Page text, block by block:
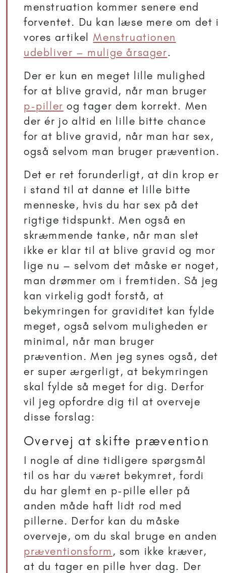
menstruation kommer senere end
forventet. Du kan læse mere om det i
vores artikelMenstruationen
udebliver – mulige årsager.
Der er kun en meget lille mulighed
for at blive gravid, når man bruger
p-piller og tager dem korrekt. Men
der ér jo altid en lille bitte chance
for at blive gravid, når man har sex,
også selvom man bruger prævention.
Det er ret forunderligt, at din krop er
i stand til at danne et lille bitte
menneske, hvis du har sex på det
rigtige tidspunkt. Men også en
skræmmende tanke, når man slet
ikke er klar til at blive gravid og mor
lige nu – selvom det måske er noget,
man drømmer om i fremtiden. Så jeg
kan virkelig godt forstå, at
bekymringen for graviditet kan fylde
meget, også selvom muligheden er
minimal, når man bruger
prævention. Men jeg synes også, det
er super ærgerligt, at bekymringen
skal fylde så meget for dig. Derfor
vil jeg opfordre dig til at overveje
disse forslag:
Overvej at skifte prævention
I nogle af dine tidligere spørgsmål
til os har du været bekymret, fordi
du har glemt en p-pille eller på
anden måde haft lidt rod med
pillerne. Derfor kan du måske
overveje, om du skal bruge en anden
præventionsform , som ikke kræver,
at du tager en pille hver dag. Der